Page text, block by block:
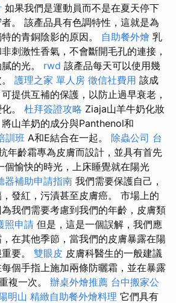
如果我們是運動員而不是在夏天停下
。 該產品具有色調特性，這就是為
的青銅陰影的原因。 自助餐外燴 乳
刺激性香氣，不會斷開毛孔的連接，
的光。 rwd 該產品每天可以使用幾
護理之家 單人房 徵信社費用 該成
提供互補的保護，以防止過早衰老，
。 杜拜簽證攻略 Ziaja山羊牛奶化妝
山羊奶的成分與Panthenol和
訓班 A和E結合在一起。 除蟲公司 台
年齡霜專為皮膚而設計，並具有首先
個愉快的時光，上床睡覺就在陽光
器補助申請指南 我們需要保護自己，
發紅，污漬甚至皮膚癌。 市場上的
我們需要考慮到我們的年齡，皮膚類
照申請 但是，這是一個誤解，我們應
在其他季節，當我們的皮膚暴露在陽
要。 雙眼皮 皮膚科醫生的一般建議
個手指上施加兩條防曬霜，並在暴露
複一次。 辦桌外燴推薦 台中搬家公
明山 精緻自助餐外燴料理 它們具有